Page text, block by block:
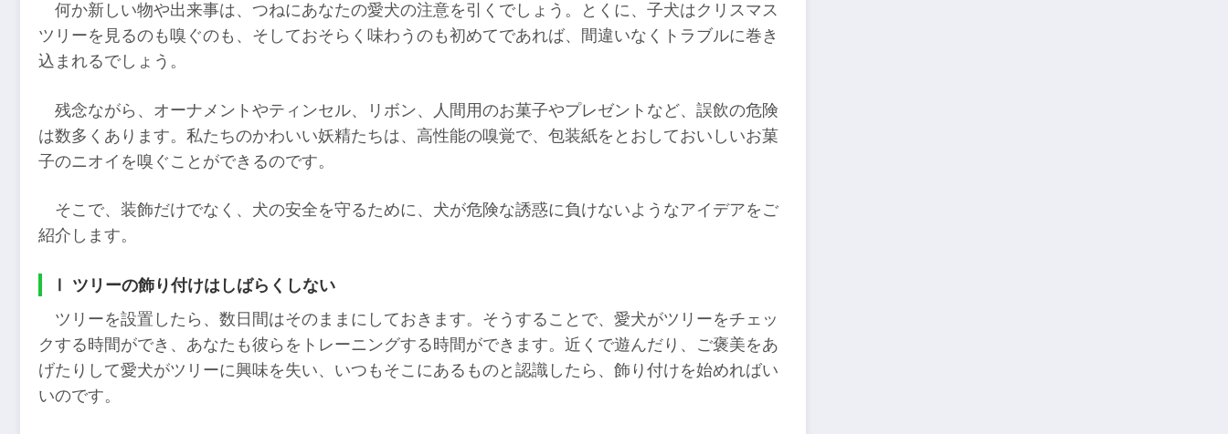
何か新しい物や出来事は、つねにあなたの愛犬の注意を引くでしょう。とくに、子犬はクリスマス
ツリーを見るのも嗅ぐのも、そしておそらく味わうのも初めてであれば、間違いなくトラブルに巻き
込まれるでしょう。
残念ながら、オーナメントやティンセル、リボン、人間用のお菓子やプレゼントなど、誤飲の危険
は数多くあります。私たちのかわいい妖精たちは、高性能の嗅覚で、包装紙をとおしておいしいお菓
子のニオイを嗅ぐことができるのです。
そこで、装飾だけでなく、犬の安全を守るために、犬が危険な誘惑に負けないようなアイデアをご
紹介します。
Ⅰ ツリーの飾り付けはしばらくしない
ツリーを設置したら、数日間はそのままにしておきます。そうすることで、愛犬がツリーをチェッ
クする時間ができ、あなたも彼らをトレーニングする時間ができます。近くで遊んだり、ご褒美をあ
げたりして愛犬がツリーに興味を失い、いつもそこにあるものと認識したら、飾り付けを始めればい
いのです。